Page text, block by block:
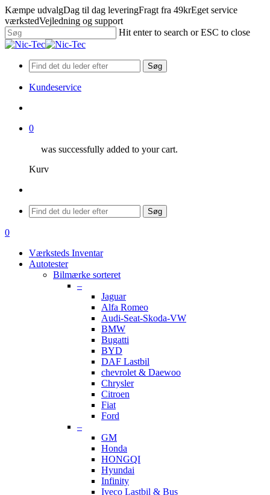
Skip
to
main
content
Kæmpe udvalgDag til dag leveringFragt fra 49krEget service
værkstedVejledning og support
Hit enter to search or ESC to close
Close
Søg
Kundeservice
0
was successfully added to your cart.
Kurv
Menu
Søg
search
0
Værksteds Inventar
Autotester
Bilmærke sorteret
–
Jaguar
Alfa Romeo
Audi-Seat-Skoda-VW
BMW
Bugatti
BYD
DAF Lastbil
chevrolet & Daewoo
Chrysler
Citroen
Fiat
Ford
–
GM
Honda
HONGQI
Hyundai
Infinity
Iveco Lastbil & Bus